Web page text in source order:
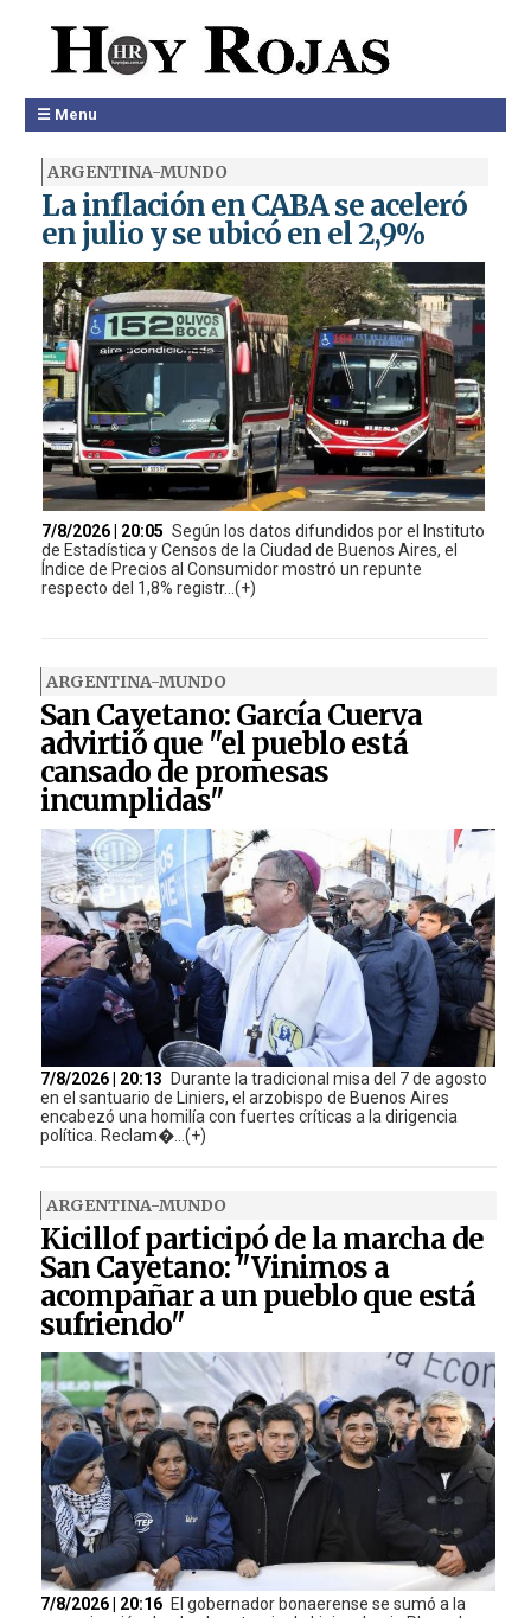
☰ Menu
ARGENTINA-MUNDO
La inflación en CABA se aceleró
en julio y se ubicó en el 2,9%
7/8/2026 | 20:05 Según los datos difundidos por el Instituto
de Estadística y Censos de la Ciudad de Buenos Aires, el
Índice de Precios al Consumidor mostró un repunte
respecto del 1,8% registr...(+)
ARGENTINA-MUNDO
San Cayetano: García Cuerva
advirtió que "el pueblo está
cansado de promesas
incumplidas"
7/8/2026 | 20:13
Durante la tradicional misa del 7 de agosto
en el santuario de Liniers, el arzobispo de Buenos Aires
encabezó una homilía con fuertes críticas a la dirigencia
política. Reclam�...(+)
ARGENTINA-MUNDO
Kicillof participó de la marcha de
San Cayetano: "Vinimos a
acompañar a un pueblo que está
sufriendo"
7/8/2026 | 20:16 El gobernador bonaerense se sumó a la